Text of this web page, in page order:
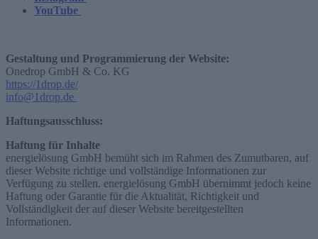
YouTube
Gestaltung und Programmierung der Website:
Onedrop GmbH & Co. KG
https://1drop.de/
info@1drop.de
Haftungsausschluss:
Haftung für Inhalte
energielösung GmbH bemüht sich im Rahmen des Zumutbaren, auf
dieser Website richtige und vollständige Informationen zur
Verfügung zu stellen. energielösung GmbH übernimmt jedoch keine
Haftung oder Garantie für die Aktualität, Richtigkeit und
Vollständigkeit der auf dieser Website bereitgestellten
Informationen.